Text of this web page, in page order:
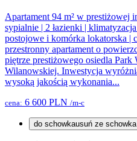
Apartament 94 m² w prestiżowej
sypialnie | 2 łazienki |
postojowe i komórka lokatorska |
przestronny apartament o
piętrze prestiżowego osiedla
Wilanowskiej. Inwestycja
wysoką jakością wykonania...
cena: 6 600 PLN /m-c
do schowkausuń ze schowka